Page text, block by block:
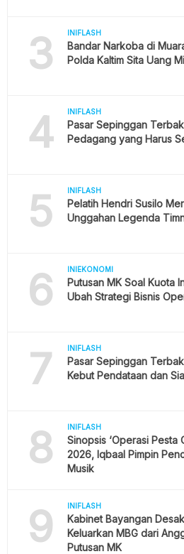
3 INIFLASH
Bandar Narkoba di
Polda Kaltim Sita Uang
4 INIFLASH
Pasar Sepinggan
Pedagang yang Harus
5 INIFLASH
Pelatih Hendri Susilo
Unggahan Legenda
6 INIEKONOMI
Putusan MK Soal Kuota
Ubah Strategi Bisnis
7 INIFLASH
Pasar Sepinggan
Kebut Pendataan dan
8 INIFLASH
Sinopsis ‘Operasi Pesta
2026, Iqbaal Pimpin
Musik
9 INIFLASH
Kabinet Bayangan
Keluarkan MBG dari
Putusan MK